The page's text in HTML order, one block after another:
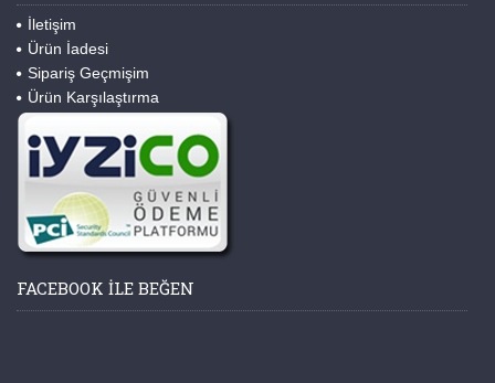
İletişim
Ürün İadesi
Sipariş Geçmişim
Ürün Karşılaştırma
FACEBOOK ILE BEĞEN